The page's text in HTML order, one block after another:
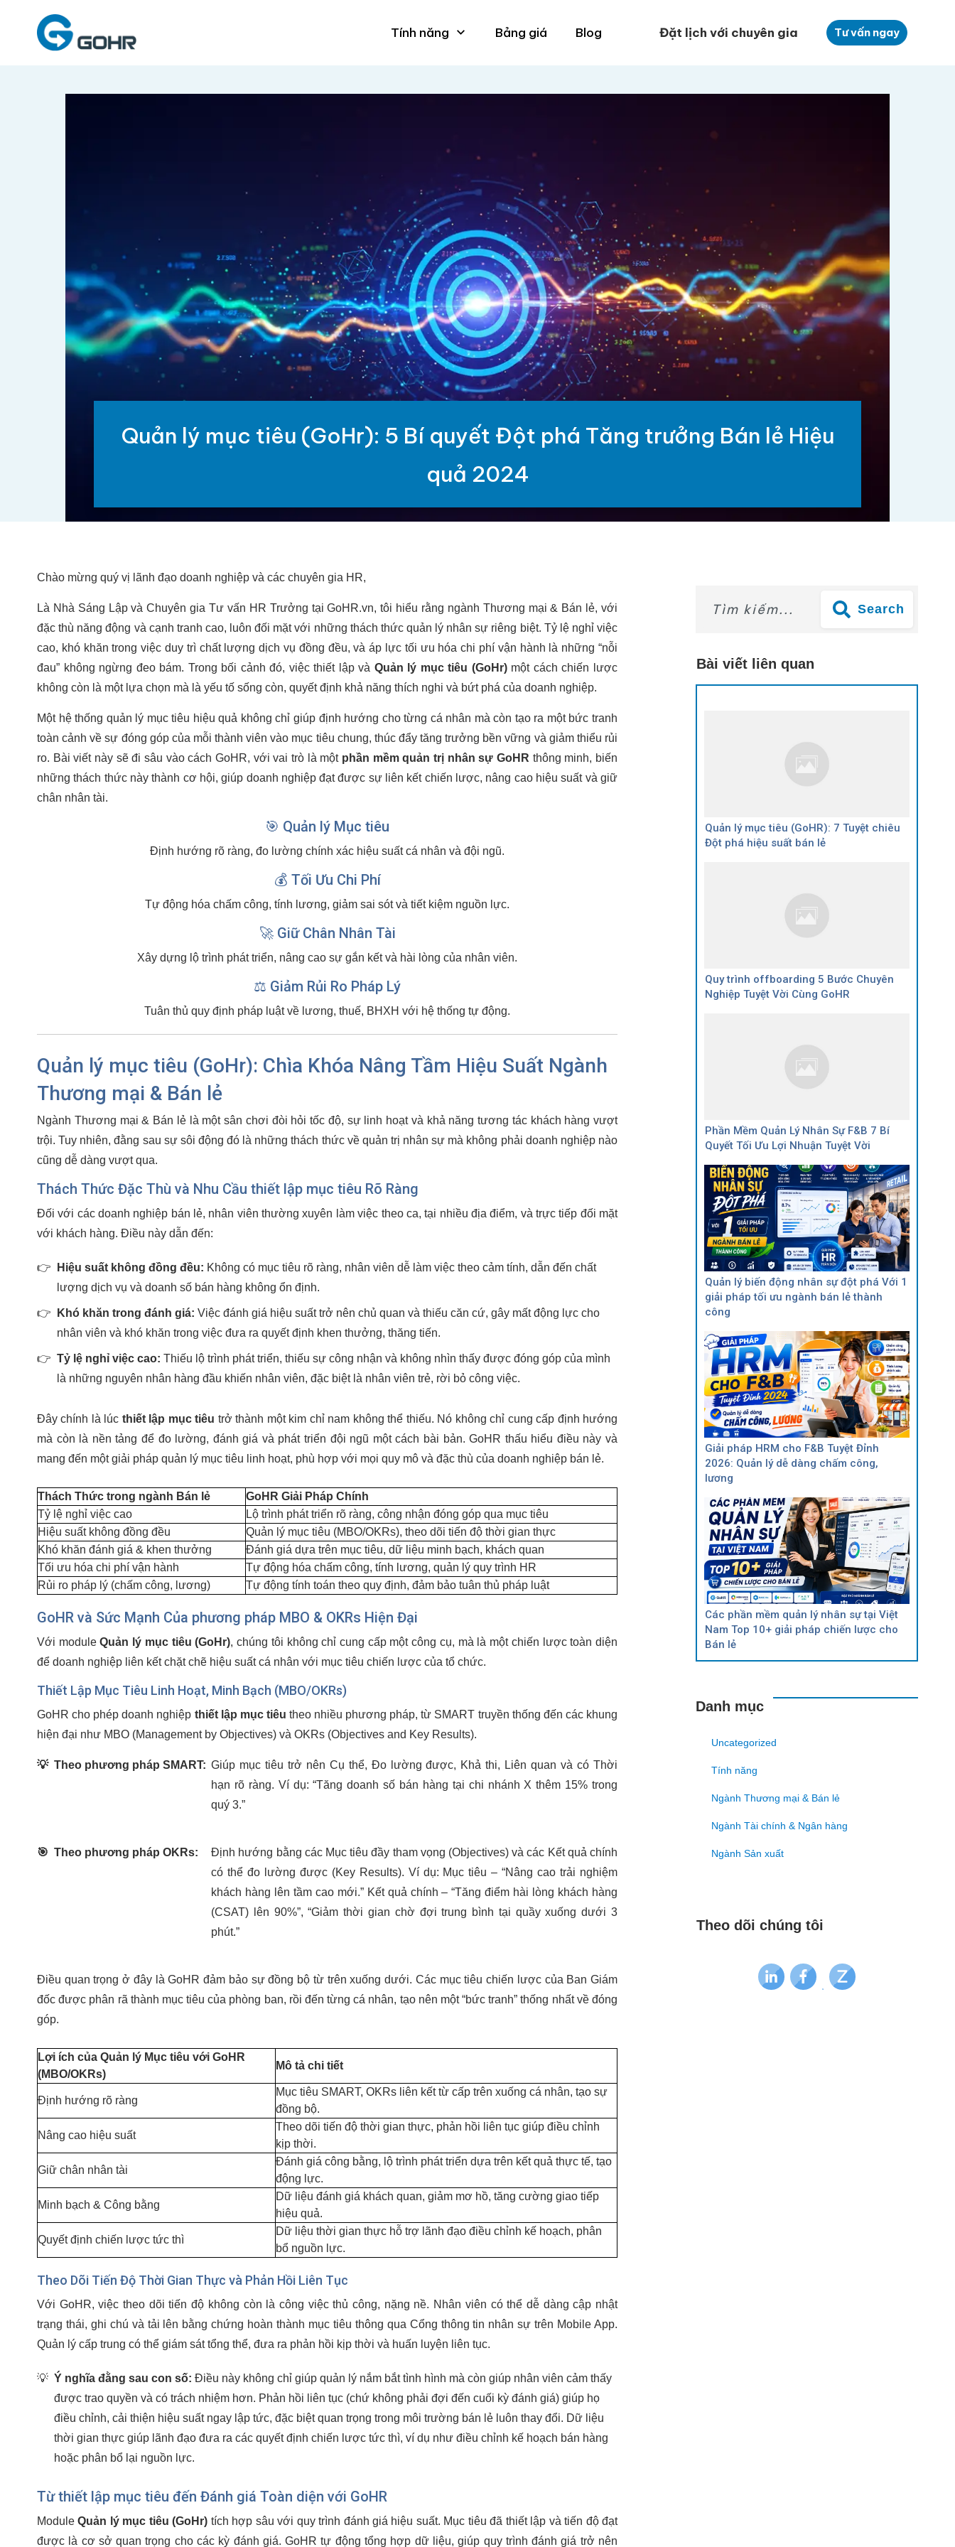
Tính năng Bảng giá Blog Đặt lịch với chuyên gia Tư vấn ngay
Quản lý mục tiêu (GoHr): 5 Bí quyết Đột phá Tăng trưởng Bán lẻ Hiệu
quả 2024
Chào mừng quý vị lãnh đạo doanh nghiệp và các chuyên gia HR,
Là Nhà Sáng Lập và Chuyên gia Tư vấn HR Trưởng tại GoHR.vn, tôi hiểu rằng ngành Thương mại & Bán lẻ, với
đặc thù năng động và cạnh tranh cao, luôn đối mặt với những thách thức quản lý nhân sự riêng biệt. Tỷ lệ nghỉ việc
cao, khó khăn trong việc duy trì chất lượng dịch vụ đồng đều, và áp lực tối ưu hóa chi phí vận hành là những “nỗi
đau” không ngừng đeo bám. Trong bối cảnh đó, việc thiết lập và Quản lý mục tiêu (GoHr)một cách chiến lược
không còn là một lựa chọn mà là yếu tố sống còn, quyết định khả năng thích nghi và bứt phá của doanh nghiệp.
Một hệ thống quản lý mục tiêu hiệu quả không chỉ giúp định hướng cho từng cá nhân mà còn tạo ra một bức tranh
toàn cảnh về sự đóng góp của mỗi thành viên vào mục tiêu chung, thúc đẩy tăng trưởng bền vững và giảm thiểu rủi
ro. Bài viết này sẽ đi sâu vào cách GoHR, với vai trò là một phần mềm quản trị nhân sự GoHR thông minh, biến
những thách thức này thành cơ hội, giúp doanh nghiệp đạt được sự liên kết chiến lược, nâng cao hiệu suất và giữ
chân nhân tài.
🎯 Quản lý Mục tiêu
Định hướng rõ ràng, đo lường chính xác hiệu suất cá nhân và đội ngũ.
💰 Tối Ưu Chi Phí
Tự động hóa chấm công, tính lương, giảm sai sót và tiết kiệm nguồn lực.
🚀 Giữ Chân Nhân Tài
Xây dựng lộ trình phát triển, nâng cao sự gắn kết và hài lòng của nhân viên.
⚖️ Giảm Rủi Ro Pháp Lý
Tuân thủ quy định pháp luật về lương, thuế, BHXH với hệ thống tự động.
Quản lý mục tiêu (GoHr): Chìa Khóa Nâng Tầm Hiệu Suất Ngành
Thương mại & Bán lẻ
Ngành Thương mại & Bán lẻ là một sân chơi đòi hỏi tốc độ, sự linh hoạt và khả năng tương tác khách hàng vượt
trội. Tuy nhiên, đằng sau sự sôi động đó là những thách thức về quản trị nhân sự mà không phải doanh nghiệp nào
cũng dễ dàng vượt qua.
Thách Thức Đặc Thù và Nhu Cầu thiết lập mục tiêu Rõ Ràng
Đối với các doanh nghiệp bán lẻ, nhân viên thường xuyên làm việc theo ca, tại nhiều địa điểm, và trực tiếp đối mặt
với khách hàng. Điều này dẫn đến:
👉 Hiệu suất không đồng đều: Không có mục tiêu rõ ràng, nhân viên dễ làm việc theo cảm tính, dẫn đến chất
lượng dịch vụ và doanh số bán hàng không ổn định.
👉 Khó khăn trong đánh giá: Việc đánh giá hiệu suất trở nên chủ quan và thiếu căn cứ, gây mất động lực cho
nhân viên và khó khăn trong việc đưa ra quyết định khen thưởng, thăng tiến.
👉 Tỷ lệ nghỉ việc cao: Thiếu lộ trình phát triển, thiếu sự công nhận và không nhìn thấy được đóng góp của mình
là những nguyên nhân hàng đầu khiến nhân viên, đặc biệt là nhân viên trẻ, rời bỏ công việc.
Đây chính là lúc thiết lập mục tiêu trở thành một kim chỉ nam không thể thiếu. Nó không chỉ cung cấp định hướng
mà còn là nền tảng để đo lường, đánh giá và phát triển đội ngũ một cách bài bản. GoHR thấu hiểu điều này và
mang đến một giải pháp quản lý mục tiêu linh hoạt, phù hợp với mọi quy mô và đặc thù của doanh nghiệp bán lẻ.
Thách Thức trong ngành Bán lẻ
GoHR Giải Pháp Chính
Tỷ lệ nghỉ việc cao
Lộ trình phát triển rõ ràng, công nhận đóng góp qua mục tiêu
Hiệu suất không đồng đều
Quản lý mục tiêu (MBO/OKRs), theo dõi tiến độ thời gian thực
Khó khăn đánh giá & khen thưởng
Đánh giá dựa trên mục tiêu, dữ liệu minh bạch, khách quan
Tối ưu hóa chi phí vận hành
Tự động hóa chấm công, tính lương, quản lý quy trình HR
Rủi ro pháp lý (chấm công, lương)
Tự động tính toán theo quy định, đảm bảo tuân thủ pháp luật
GoHR và Sức Mạnh Của phương pháp MBO & OKRs Hiện Đại
Với moduleQuản lý mục tiêu (GoHr), chúng tôi không chỉ cung cấp một công cụ, mà là một chiến lược toàn diện
để doanh nghiệp liên kết chặt chẽ hiệu suất cá nhân với mục tiêu chiến lược của tổ chức.
Thiết Lập Mục Tiêu Linh Hoạt, Minh Bạch (MBO/OKRs)
GoHR cho phép doanh nghiệp thiết lập mục tiêu theo nhiều phương pháp, từ SMART truyền thống đến các khung
hiện đại như MBO (Management by Objectives) và OKRs (Objectives and Key Results).
💡 Theo phương pháp SMART: Giúp mục tiêu trở nên Cụ thể, Đo lường được, Khả thi, Liên quan và có Thời
hạn rõ ràng. Ví dụ: “Tăng doanh số bán hàng tại chi nhánh X thêm 15% trong
quý 3.”
🎯 Theo phương pháp OKRs:
Định hướng bằng các Mục tiêu đầy tham vọng (Objectives) và các Kết quả chính
có thể đo lường được (Key Results). Ví dụ: Mục tiêu – “Nâng cao trải nghiệm
khách hàng lên tầm cao mới.” Kết quả chính – “Tăng điểm hài lòng khách hàng
(CSAT) lên 90%”, “Giảm thời gian chờ đợi trung bình tại quầy xuống dưới 3
phút.”
Điều quan trọng ở đây là GoHR đảm bảo sự đồng bộ từ trên xuống dưới. Các mục tiêu chiến lược của Ban Giám
đốc được phân rã thành mục tiêu của phòng ban, rồi đến từng cá nhân, tạo nên một “bức tranh” thống nhất về đóng
góp.
Lợi ích của Quản lý Mục tiêu với GoHR
(MBO/OKRs)
Mô tả chi tiết
Định hướng rõ ràng
Mục tiêu SMART, OKRs liên kết từ cấp trên xuống cá nhân, tạo sự
đồng bộ.
Nâng cao hiệu suất
Theo dõi tiến độ thời gian thực, phản hồi liên tục giúp điều chỉnh
kịp thời.
Giữ chân nhân tài
Đánh giá công bằng, lộ trình phát triển dựa trên kết quả thực tế, tạo
động lực.
Minh bạch & Công bằng
Dữ liệu đánh giá khách quan, giảm mơ hồ, tăng cường giao tiếp
hiệu quả.
Quyết định chiến lược tức thì
Dữ liệu thời gian thực hỗ trợ lãnh đạo điều chỉnh kế hoạch, phân
bổ nguồn lực.
Theo Dõi Tiến Độ Thời Gian Thực và Phản Hồi Liên Tục
Với GoHR, việc theo dõi tiến độ không còn là công việc thủ công, nặng nề. Nhân viên có thể dễ dàng cập nhật
trạng thái, ghi chú và tải lên bằng chứng hoàn thành mục tiêu thông qua Cổng thông tin nhân sự trên Mobile App.
Quản lý cấp trung có thể giám sát tổng thể, đưa ra phản hồi kịp thời và huấn luyện liên tục.
💡 Ý nghĩa đằng sau con số: Điều này không chỉ giúp quản lý nắm bắt tình hình mà còn giúp nhân viên cảm thấy
được trao quyền và có trách nhiệm hơn. Phản hồi liên tục (chứ không phải đợi đến cuối kỳ đánh giá) giúp họ
điều chỉnh, cải thiện hiệu suất ngay lập tức, đặc biệt quan trọng trong môi trường bán lẻ luôn thay đổi. Dữ liệu
thời gian thực giúp lãnh đạo đưa ra các quyết định chiến lược tức thì, ví dụ như điều chỉnh kế hoạch bán hàng
hoặc phân bổ lại nguồn lực.
Từ thiết lập mục tiêu đến Đánh giá Toàn diện với GoHR
ModuleQuản lý mục tiêu (GoHr) tích hợp sâu với quy trình đánh giá hiệu suất. Mục tiêu đã thiết lập và tiến độ đạt
được là cơ sở quan trọng cho các kỳ đánh giá. GoHR tự động tổng hợp dữ liệu, giúp quy trình đánh giá trở nên
Search
Bài viết liên quan
Quản lý mục tiêu (GoHR): 7 Tuyệt chiêu
Đột phá hiệu suất bán lẻ
Quy trình offboarding 5 Bước Chuyên
Nghiệp Tuyệt Vời Cùng GoHR
Phần Mềm Quản Lý Nhân Sự F&B 7 Bí
Quyết Tối Ưu Lợi Nhuận Tuyệt Vời
Quản lý biến động nhân sự đột phá Với 1
giải pháp tối ưu ngành bán lẻ thành
công
Giải pháp HRM cho F&B Tuyệt Đỉnh
2026: Quản lý dễ dàng chấm công,
lương
Các phần mềm quản lý nhân sự tại Việt
Nam Top 10+ giải pháp chiến lược cho
Bán lẻ
Danh mục
Uncategorized
Tính năng
Ngành Thương mại & Bán lẻ
Ngành Tài chính & Ngân hàng
Ngành Sản xuất
Theo dõi chúng tôi